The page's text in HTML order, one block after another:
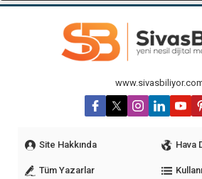
Site Hakkında Hava
Tüm Yazarlar